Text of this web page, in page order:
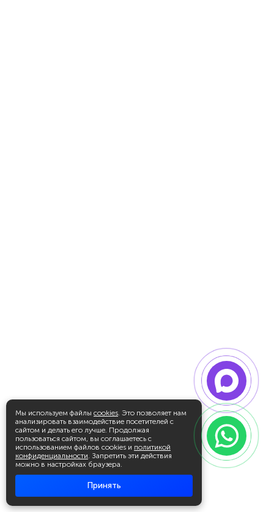
Мы используем файлы cookies. Это позволяет нам
анализировать взаимодействие посетителей с
сайтом и делать его лучше. Продолжая
пользоваться сайтом, вы соглашаетесь с
использованием файлов cookies и политикой
конфиденциальности. Запретить эти действия
можно в настройках браузера.
Принять